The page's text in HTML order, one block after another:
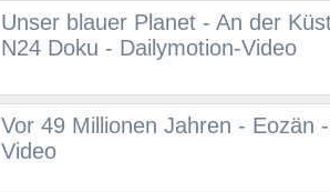
Unser blauer Planet - An der
N24 Doku - Dailymotion-Video
Vor 49 Millionen Jahren - Eozän
Video